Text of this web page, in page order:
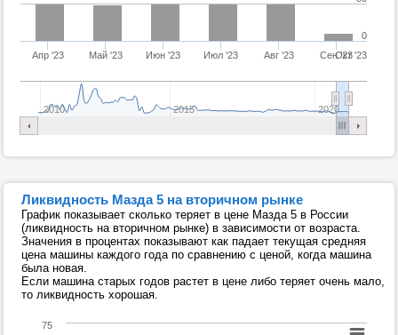
Апр '23 Май '23 Июн '23 Июл '23 Авг '23 Сен '23Окт '23
2010 2015 2020
0
Ликвидность Мазда 5 на вторичном рынке
График показывает сколько теряет в цене Мазда 5 в России
(ликвидность на вторичном рынке) в зависимости от возраста.
Значения в процентах показывают как падает текущая средняя
цена машины каждого года по сравнению с ценой, когда машина
была новая.
Если машина старых годов растет в цене либо теряет очень мало,
то ликвидность хорошая.
75